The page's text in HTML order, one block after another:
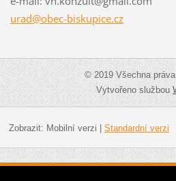
urad@obec-biskupice.cz
© 2019 Všechna
Vytvořeno službou
Zobrazit: Mobilní verzi | Standardní verzi